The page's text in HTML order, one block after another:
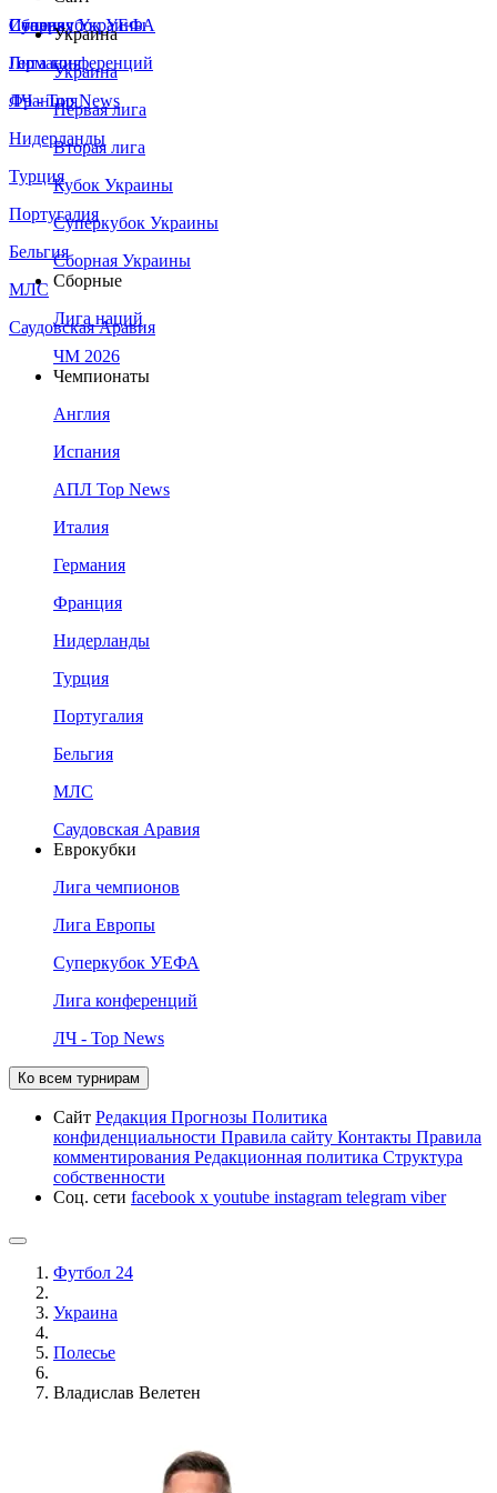
Сборная Украины
Италия
Германия
Франция
Нидерланды
Турция
Португалия
Бельгия
МЛС
Саудовская Аравия
Суперкубок УЕФА
Лига конференций
ЛЧ - Top News
Украина
Украина
Первая лига
Вторая лига
Кубок Украины
Суперкубок Украины
Сборная Украины
Сборные
Лига наций
ЧМ 2026
Чемпионаты
Англия
Испания
АПЛ Top News
Италия
Германия
Франция
Нидерланды
Турция
Португалия
Бельгия
МЛС
Саудовская Аравия
Еврокубки
Лига чемпионов
Лига Европы
Суперкубок УЕФА
Лига конференций
ЛЧ - Top News
Ко всем турнирам
Сайт Редакция Прогнозы Политика
конфиденциальности Правила сайту Контакты Правила
комментирования Редакционная политика Структура
собственности
Соц. сети facebook x youtube instagram telegram viber
Футбол 24
Украина
Полесье
Владислав Велетен